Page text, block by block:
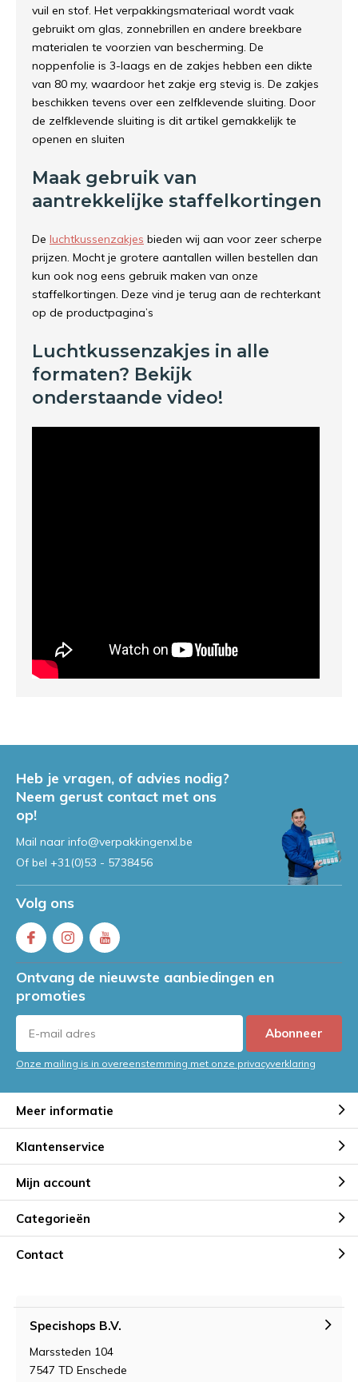
vuil en stof. Het verpakkingsmateriaal wordt vaak
gebruikt om glas, zonnebrillen en andere breekbare
materialen te voorzien van bescherming. De
noppenfolie is 3-laags en de zakjes hebben een dikte
van 80 my, waardoor het zakje erg stevig is. De zakjes
beschikken tevens over een zelfklevende sluiting. Door
de zelfklevende sluiting is dit artikel gemakkelijk te
openen en sluiten
Maak gebruik van
aantrekkelijke staffelkortingen
De luchtkussenzakjes bieden wij aan voor zeer scherpe
prijzen. Mocht je grotere aantallen willen bestellen dan
kun ook nog eens gebruik maken van onze
staffelkortingen. Deze vind je terug aan de rechterkant
op de productpagina’s
Luchtkussenzakjes in alle
formaten? Bekijk
onderstaande video!
Heb je vragen, of advies nodig?
Neem gerust contact met ons
op!
Mail naar info@verpakkingenxl.be
Of bel +31(0)53 - 5738456
Volg ons
Ontvang de nieuwste aanbiedingen en
promoties
Abonneer
Onze mailing is in overeenstemming met onze privacyverklaring
Meer informatie
Klantenservice
Mijn account
Categorieën
Contact
Specishops B.V.
Marssteden 104
7547 TD Enschede